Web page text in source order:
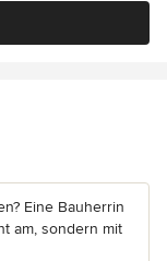
Eine Bauherrin
am, sondern mit